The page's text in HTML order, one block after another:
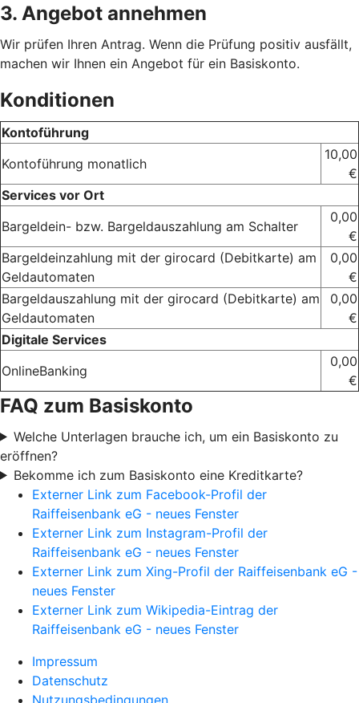
3. Angebot annehmen
Wir prüfen Ihren Antrag. Wenn die Prüfung positiv ausfällt,
machen wir Ihnen ein Angebot für ein Basiskonto.
Konditionen
Kontoführung
Kontoführung monatlich
10,00
€
Services vor Ort
Bargeldein- bzw. Bargeldauszahlung am Schalter
0,00
€
Bargeldeinzahlung mit der girocard (Debitkarte) am
Geldautomaten
0,00
€
Bargeldauszahlung mit der girocard (Debitkarte) am
Geldautomaten
0,00
€
Digitale Services
OnlineBanking
0,00
€
FAQ zum Basiskonto
Welche Unterlagen brauche ich, um ein Basiskonto zu
eröffnen?
Bekomme ich zum Basiskonto eine Kreditkarte?
Externer Link zum Facebook-Profil der
Raiffeisenbank eG - neues Fenster
Externer Link zum Instagram-Profil der
Raiffeisenbank eG - neues Fenster
Externer Link zum Xing-Profil der Raiffeisenbank eG -
neues Fenster
Externer Link zum Wikipedia-Eintrag der
Raiffeisenbank eG - neues Fenster
Impressum
Datenschutz
Nutzungsbedingungen